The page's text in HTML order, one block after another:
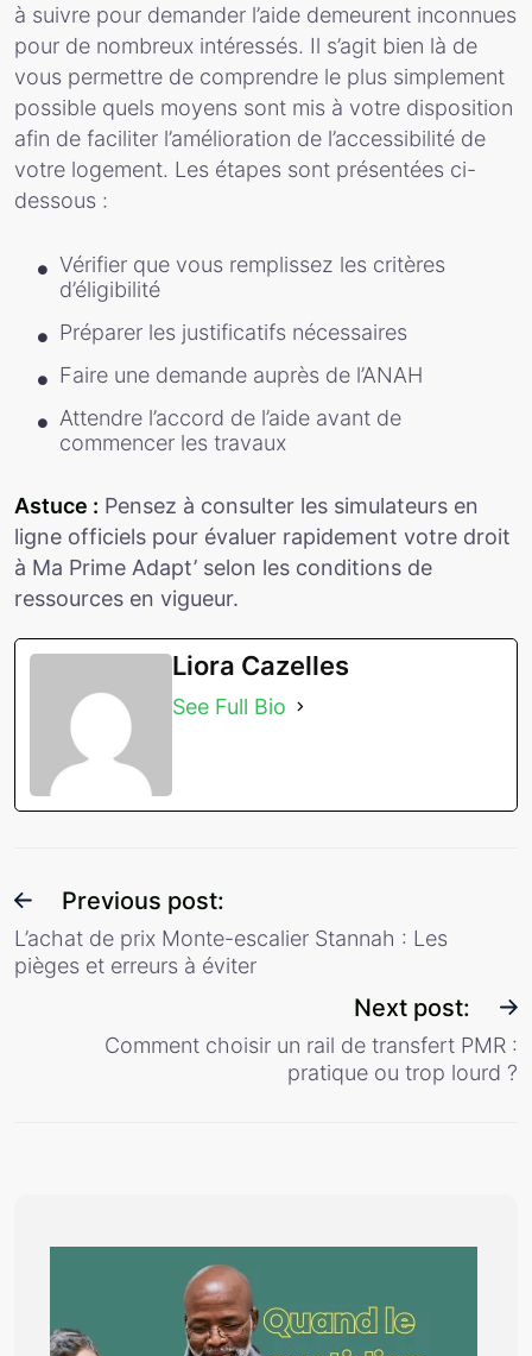
à suivre pour demander l’aide demeurent inconnues
pour de nombreux intéressés. Il s’agit bien là de
vous permettre de comprendre le plus simplement
possible quels moyens sont mis à votre disposition
afin de faciliter l’amélioration de l’accessibilité de
votre logement. Les étapes sont présentées ci-
dessous :
Vérifier que vous remplissez les critères
d’éligibilité
Préparer les justificatifs nécessaires
Faire une demande auprès de l’ANAH
Attendre l’accord de l’aide avant de
commencer les travaux
Astuce : Pensez à consulter les simulateurs en
ligne officiels pour évaluer rapidement votre droit
à Ma Prime Adapt’ selon les conditions de
ressources en vigueur.
Liora Cazelles
See Full Bio
Previous post:
L’achat de prix Monte-escalier Stannah : Les
pièges et erreurs à éviter
Next post:
Comment choisir un rail de transfert PMR :
pratique ou trop lourd ?